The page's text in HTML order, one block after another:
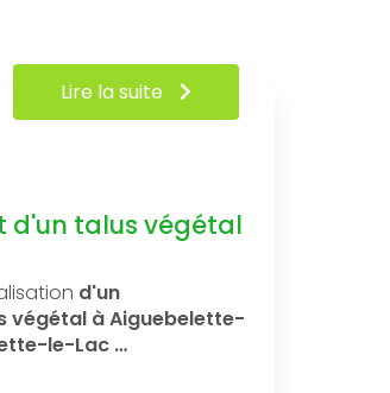
d'un talus végétal
d'un
végétal à Aiguebelette-
le-Lac …
Lire la suite